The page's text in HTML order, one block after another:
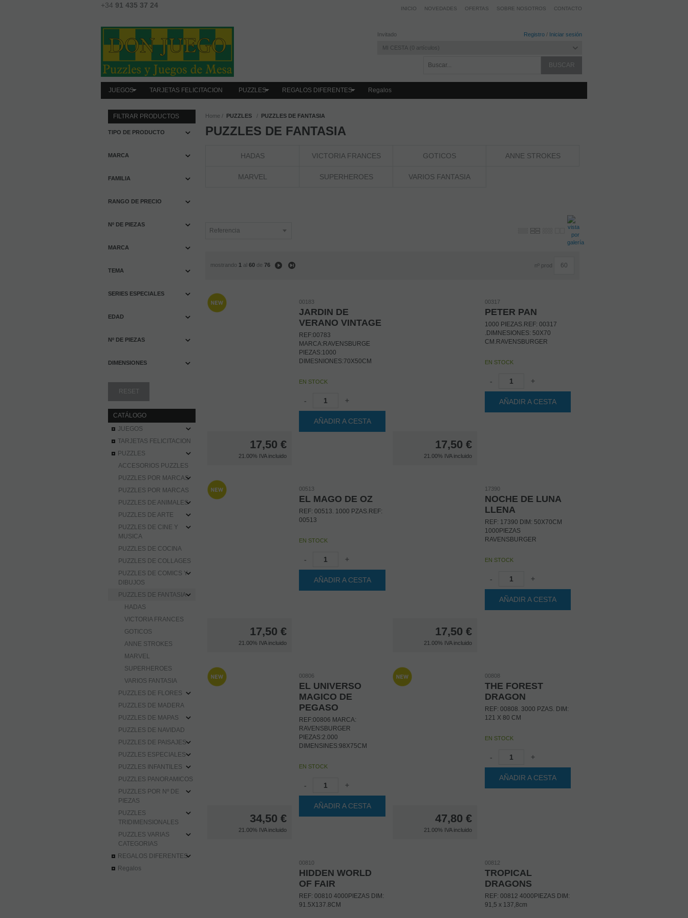
+34 91 435 37 24
Invitado Registro / Iniciar sesión
MI CESTA 0 artículos
INICIO NOVEDADES OFERTAS SOBRE NOSOTROS CONTACTO
JUEGOS TARJETAS FELICITACION PUZZLES REGALOS DIFERENTES Regalos
FILTRAR PRODUCTOS
TIPO DE PRODUCTO
MARCA
FAMILIA
RANGO DE PRECIO
Nº DE PIEZAS
MARCA
TEMA
SERIES ESPECIALES
EDAD
Nº DE PIEZAS
DIMENSIONES
CATÁLOGO
JUEGOS
TARJETAS FELICITACION
PUZZLES
ACCESORIOS PUZZLES
PUZZLES POR MARCAS
PUZZLES POR MARCAS
PUZZLES DE ANIMALES
PUZZLES DE ARTE
PUZZLES DE CINE Y
MUSICA
PUZZLES DE COCINA
PUZZLES DE COLLAGES
PUZZLES DE COMICS Y
DIBUJOS
PUZZLES DE FANTASIA
HADAS
VICTORIA FRANCES
GOTICOS
ANNE STROKES
MARVEL
SUPERHEROES
VARIOS FANTASIA
PUZZLES DE FLORES
PUZZLES DE MADERA
PUZZLES DE MAPAS
PUZZLES DE NAVIDAD
PUZZLES DE PAISAJES
PUZZLES ESPECIALES
PUZZLES INFANTILES
PUZZLES PANORAMICOS
PUZZLES POR Nº DE
PIEZAS
PUZZLES
TRIDIMENSIONALES
PUZZLES VARIAS
CATEGORIAS
REGALOS DIFERENTES
Regalos
Home PUZZLES PUZZLES DE FANTASIA
PUZZLES DE FANTASIA
HADAS VICTORIA FRANCES GOTICOS ANNE STROKES
MARVEL SUPERHEROES VARIOS FANTASIA
mostrando 1 al60 de76 nº prod
17,50 €
21.00% IVA incluido
00183
JARDIN DE
VERANO VINTAGE
REF:00783
MARCA:RAVENSBURGE
PIEZAS:1000
DIMESNIONES:70X50CM
EN STOCK
- +
AÑADIR A CESTA
17,50 €
21.00% IVA incluido
00317
PETER PAN
1000 PIEZAS.REF: 00317
.DIMNESIONES: 50X70
CM.RAVENSBURGER
EN STOCK
- +
AÑADIR A CESTA
17,50 €
21.00% IVA incluido
00513
EL MAGO DE OZ
REF: 00513. 1000 PZAS.REF:
00513
EN STOCK
- +
AÑADIR A CESTA
17,50 €
21.00% IVA incluido
17390
NOCHE DE LUNA
LLENA
REF: 17390 DIM: 50X70CM
1000PIEZAS
RAVENSBURGER
EN STOCK
- +
AÑADIR A CESTA
34,50 €
21.00% IVA incluido
00806
EL UNIVERSO
MAGICO DE
PEGASO
REF:00806 MARCA:
RAVENSBURGER
PIEZAS:2.000
DIMENSINES:98X75CM
EN STOCK
- +
AÑADIR A CESTA
47,80 €
21.00% IVA incluido
00808
THE FOREST
DRAGON
REF: 00808. 3000 PZAS. DIM:
121 X 80 CM
EN STOCK
- +
AÑADIR A CESTA
00810
HIDDEN WORLD
OF FAIR
REF: 00810 4000PIEZAS DIM:
91.5X137.8CM
00812
TROPICAL
DRAGONS
REF: 00812 4000PIEZAS DIM:
91,5 x 137,8cm